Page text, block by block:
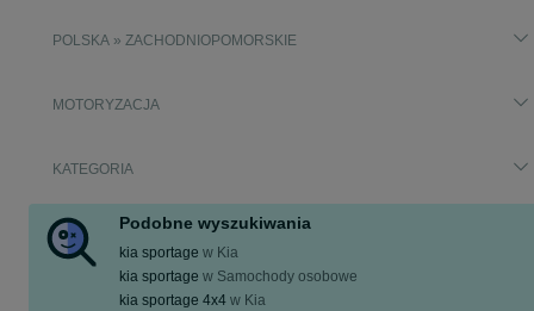
POLSKA » ZACHODNIOPOMORSKIE
MOTORYZACJA
KATEGORIA
Podobne wyszukiwania
kia sportage w Kia
kia sportage w Samochody osobowe
kia sportage 4x4 w Kia